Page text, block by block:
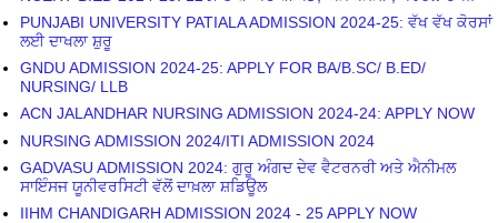
PUNJABI UNIVERSITY PATIALA ADMISSION 2024-25: ਵੱਖ ਵੱਖ ਕੋਰਸਾਂ
ਲਈ ਦਾਖਲਾ ਸ਼ੁਰੂ
GNDU ADMISSION 2024-25: APPLY FOR BA/B.SC/ B.ED/
NURSING/ LLB
ACN JALANDHAR NURSING ADMISSION 2024-24: APPLY NOW
NURSING ADMISSION 2024/ITI ADMISSION 2024
GADVASU ADMISSION 2024: ਗੁਰੂ ਅੰਗਦ ਦੇਵ ਵੈਟਰਨਰੀ ਅਤੇ ਐਨੀਮਲ
ਸਾਇੰਸਜ ਯੂਨੀਵਰਸਿਟੀ ਵੱਲੋਂ ਦਾਖ਼ਲਾ ਸ਼ਡਿਊਲ
IIHM CHANDIGARH ADMISSION 2024 - 25 APPLY NOW